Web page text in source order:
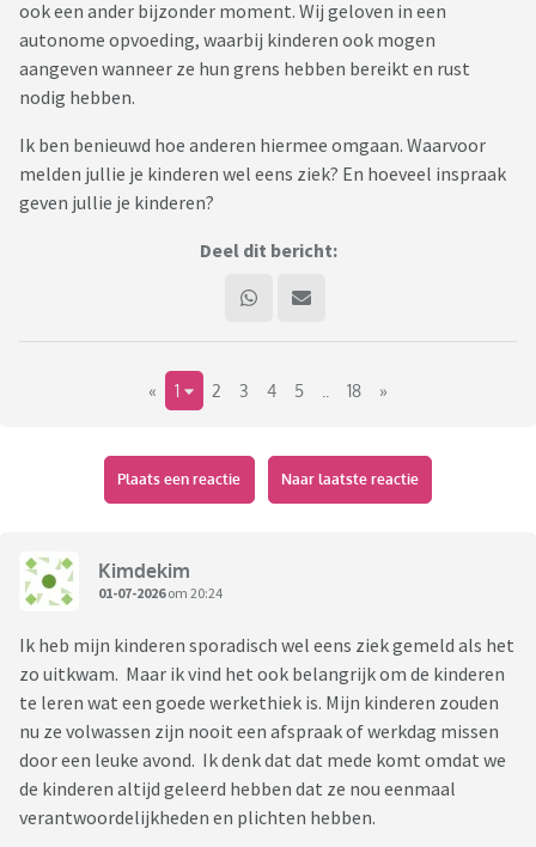
ook een ander bijzonder moment. Wij geloven in een
autonome opvoeding, waarbij kinderen ook mogen
aangeven wanneer ze hun grens hebben bereikt en rust
nodig hebben.
Ik ben benieuwd hoe anderen hiermee omgaan. Waarvoor
melden jullie je kinderen wel eens ziek? En hoeveel inspraak
geven jullie je kinderen?
Deel dit bericht:
« 1 2 3 4 5 18 »
Plaats een reactie Naar laatste reactie
Kimdekim
01-07-2026om 20:24
Ik heb mijn kinderen sporadisch wel eens ziek gemeld als het
zo uitkwam. Maar ik vind het ook belangrijk om de kinderen
te leren wat een goede werkethiek is. Mijn kinderen zouden
nu ze volwassen zijn nooit een afspraak of werkdag missen
door een leuke avond. Ik denk dat dat mede komt omdat we
de kinderen altijd geleerd hebben dat ze nou eenmaal
verantwoordelijkheden en plichten hebben.